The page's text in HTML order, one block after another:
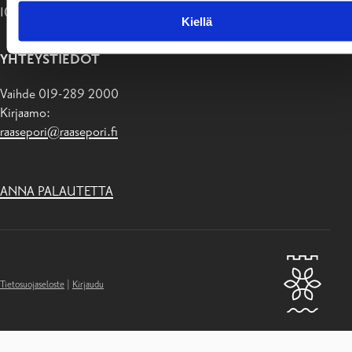
Kiellä
10611 Raasepori
YHTEYSTIEDOT
Vaihde 019-289 2000
Kirjaamo:
raasepori@raasepori.fi
ANNA PALAUTETTA
Tietosuojaseloste Kirjaudu